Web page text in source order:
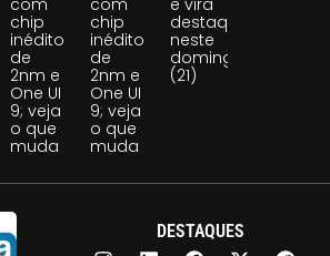
com
chip
inédito
de
2nm e
One UI
9; veja
o que
muda
com
chip
inédito
de
2nm e
One UI
9; veja
o que
muda
e vira
destaque
neste
domingo
(21)
DESTAQUES